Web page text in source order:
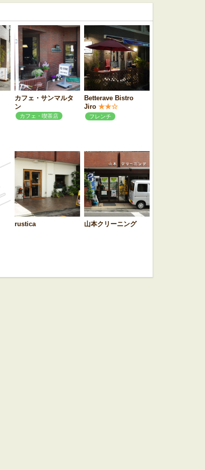
カフェ・サンマルタ
ン
カフェ・喫茶店
Betterave Bistro
Jiro ★★☆
フレンチ
rustica 山本クリーニング